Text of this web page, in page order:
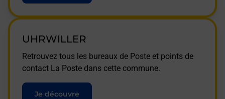
UHRWILLER
Retrouvez tous les bureaux de Poste et points de
contact La Poste dans cette commune.
Je découvre